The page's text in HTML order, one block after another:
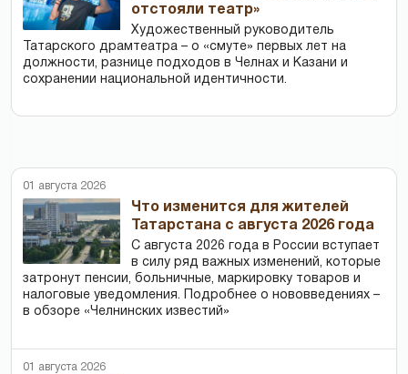
отстояли театр»
Художественный руководитель
Татарского драмтеатра – о «смуте» первых лет на
должности, разнице подходов в Челнах и Казани и
сохранении национальной идентичности.
01 августа 2026
Что изменится для жителей
Татарстана с августа 2026 года
С августа 2026 года в России вступает
в силу ряд важных изменений, которые
затронут пенсии, больничные, маркировку товаров и
налоговые уведомления. Подробнее о нововведениях –
в обзоре «Челнинских известий»
01 августа 2026